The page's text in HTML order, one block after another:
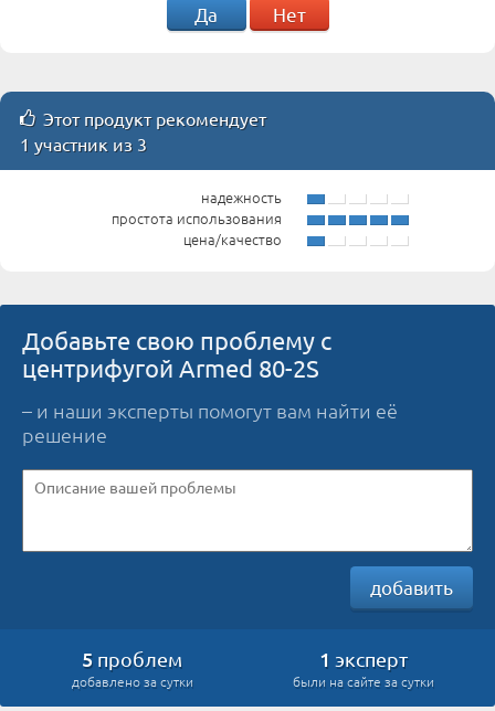
Да Нет
Этот продукт рекомендует
1 участник из 3
надежность
простота использования
цена/качество
Добавьте свою проблему с
центрифугой Armed 80-2S
– и наши эксперты помогут вам найти её
решение
добавить
5 проблем
добавлено за сутки
1 эксперт
были на сайте за сутки